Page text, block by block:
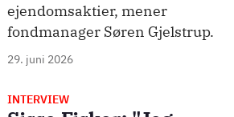
ejendomsaktier, mener
fondmanager Søren Gjelstrup.
29. juni 2026
INTERVIEW